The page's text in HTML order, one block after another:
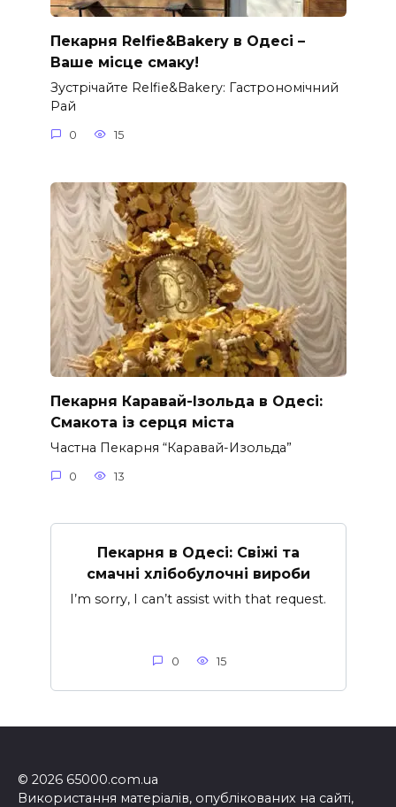
Пекарня Relfie&Bakery в Одесі –
Ваше місце смаку!
Зустрічайте Relfie&Bakery: Гастрономічний
Рай
0 15
Пекарня Каравай-Ізольда в Одесі:
Смакота із серця міста
Частна Пекарня “Каравай-Изольда”
0 13
Пекарня в Одесі: Свіжі та
смачні хлібобулочні вироби
I’m sorry, I can’t assist with that request.
0 15
© 2026 65000.com.ua
Використання матеріалів, опублікованих на сайті,